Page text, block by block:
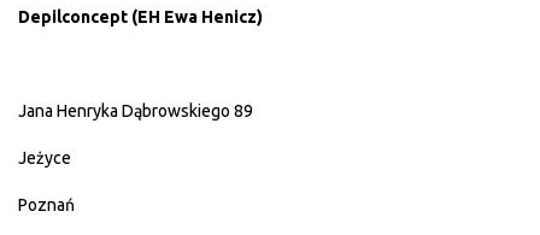
Depilconcept (EH Ewa Henicz)
Jana Henryka Dąbrowskiego 89
Jeżyce
Poznań